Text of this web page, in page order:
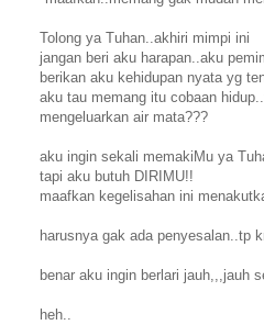
Tolong ya Tuhan..akhiri mimpi ini
jangan beri aku harapan..aku
berikan aku kehidupan nyata yg
aku tau memang itu cobaan
mengeluarkan air mata???
aku ingin sekali memakiMu ya
tapi aku butuh DIRIMU!!
maafkan kegelisahan ini
harusnya gak ada penyesalan..tp
benar aku ingin berlari jauh,,,jauh
heh..